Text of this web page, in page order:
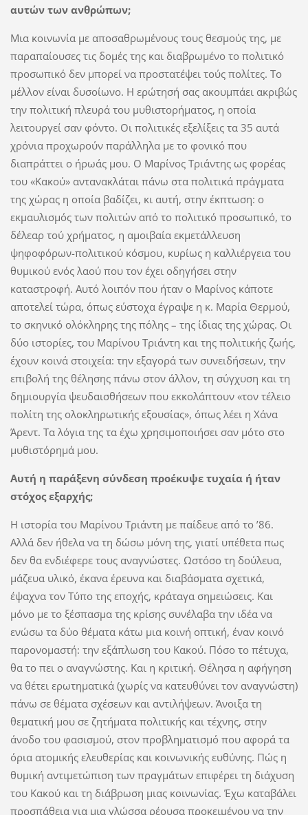
αυτών των ανθρώπων;
Μια κοινωνία με αποσαθρωμένους τους θεσμούς της, με
παραπαίουσες τις δομές της και διαβρωμένο το πολιτικό
προσωπικό δεν μπορεί να προστατέψει τούς πολίτες. Το
μέλλον είναι δυσοίωνο. Η ερώτησή σας ακουμπάει ακριβώς
την πολιτική πλευρά του μυθιστορήματος, η οποία
λειτουργεί σαν φόντο. Οι πολιτικές εξελίξεις τα 35 αυτά
χρόνια προχωρούν παράλληλα με το φονικό που
διαπράττει ο ήρωάς μου. Ο Μαρίνος Τριάντης ως φορέας
του «Κακού» αντανακλάται πάνω στα πολιτικά πράγματα
της χώρας η οποία βαδίζει, κι αυτή, στην έκπτωση: ο
εκμαυλισμός των πολιτών από το πολιτικό προσωπικό, το
δέλεαρ τού χρήματος, η αμοιβαία εκμετάλλευση
ψηφοφόρων-πολιτικού κόσμου, κυρίως η καλλιέργεια του
θυμικού ενός λαού που τον έχει οδηγήσει στην
καταστροφή. Αυτό λοιπόν που ήταν ο Μαρίνος κάποτε
αποτελεί τώρα, όπως εύστοχα έγραψε η κ. Μαρία Θερμού,
το σκηνικό ολόκληρης της πόλης – της ίδιας της χώρας. Οι
δύο ιστορίες, του Μαρίνου Τριάντη και της πολιτικής ζωής,
έχουν κοινά στοιχεία: την εξαγορά των συνειδήσεων, την
επιβολή της θέλησης πάνω στον άλλον, τη σύγχυση και τη
δημιουργία ψευδαισθήσεων που εκκολάπτουν «τον τέλειο
πολίτη της ολοκληρωτικής εξουσίας», όπως λέει η Χάνα
Άρεντ. Τα λόγια της τα έχω χρησιμοποιήσει σαν μότο στο
μυθιστόρημά μου.
Αυτή η παράξενη σύνδεση προέκυψε τυχαία ή ήταν
στόχος εξαρχής;
Η ιστορία του Μαρίνου Τριάντη με παίδευε από το ’86.
Αλλά δεν ήθελα να τη δώσω μόνη της, γιατί υπέθετα πως
δεν θα ενδιέφερε τους αναγνώστες. Ωστόσο τη δούλευα,
μάζευα υλικό, έκανα έρευνα και διαβάσματα σχετικά,
έψαχνα τον Τύπο της εποχής, κράταγα σημειώσεις. Και
μόνο με το ξέσπασμα της κρίσης συνέλαβα την ιδέα να
ενώσω τα δύο θέματα κάτω μια κοινή οπτική, έναν κοινό
παρονομαστή: την εξάπλωση του Κακού. Πόσο το πέτυχα,
θα το πει ο αναγνώστης. Και η κριτική. Θέλησα η αφήγηση
να θέτει ερωτηματικά (χωρίς να κατευθύνει τον αναγνώστη)
πάνω σε θέματα σχέσεων και αντιλήψεων. Άνοιξα τη
θεματική μου σε ζητήματα πολιτικής και τέχνης, στην
άνοδο του φασισμού, στον προβληματισμό που αφορά τα
όρια ατομικής ελευθερίας και κοινωνικής ευθύνης. Πώς η
θυμική αντιμετώπιση των πραγμάτων επιφέρει τη διάχυση
του Κακού και τη διάβρωση μιας κοινωνίας. Έχω καταβάλει
προσπάθεια για μια γλώσσα ρέουσα προκειμένου να την